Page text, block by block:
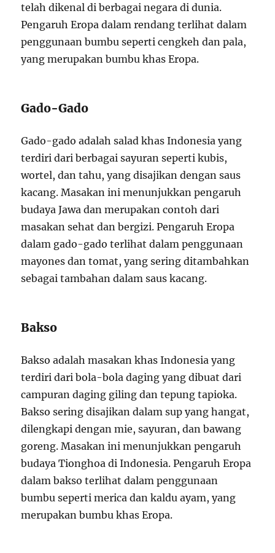
telah dikenal di berbagai negara di dunia.
Pengaruh Eropa dalam rendang terlihat dalam
penggunaan bumbu seperti cengkeh dan pala,
yang merupakan bumbu khas Eropa.
Gado-Gado
Gado-gado adalah salad khas Indonesia yang
terdiri dari berbagai sayuran seperti kubis,
wortel, dan tahu, yang disajikan dengan saus
kacang. Masakan ini menunjukkan pengaruh
budaya Jawa dan merupakan contoh dari
masakan sehat dan bergizi. Pengaruh Eropa
dalam gado-gado terlihat dalam penggunaan
mayones dan tomat, yang sering ditambahkan
sebagai tambahan dalam saus kacang.
Bakso
Bakso adalah masakan khas Indonesia yang
terdiri dari bola-bola daging yang dibuat dari
campuran daging giling dan tepung tapioka.
Bakso sering disajikan dalam sup yang hangat,
dilengkapi dengan mie, sayuran, dan bawang
goreng. Masakan ini menunjukkan pengaruh
budaya Tionghoa di Indonesia. Pengaruh Eropa
dalam bakso terlihat dalam penggunaan
bumbu seperti merica dan kaldu ayam, yang
merupakan bumbu khas Eropa.